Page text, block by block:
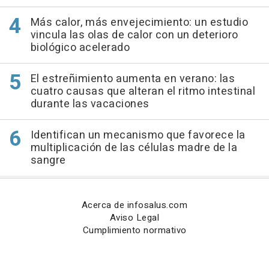
Más calor, más envejecimiento: un estudio
vincula las olas de calor con un deterioro
biológico acelerado
El estreñimiento aumenta en verano: las
cuatro causas que alteran el ritmo intestinal
durante las vacaciones
Identifican un mecanismo que favorece la
multiplicación de las células madre de la
sangre
Acerca de infosalus.com
Aviso Legal
Cumplimiento normativo